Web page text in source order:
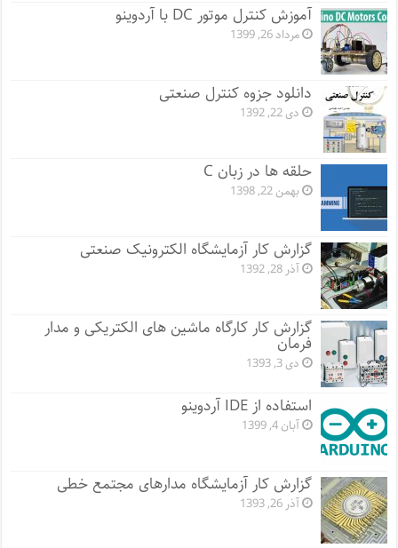
آموزش کنترل موتور DC با آردوینو
مرداد 26, 1399
دانلود جزوه کنترل صنعتی
دی 22, 1392
حلقه ها در زبان C
بهمن 22, 1398
گزارش کار آزمایشگاه الکترونیک صنعتی
آذر 28, 1392
گزارش کار کارگاه ماشین های الکتریکی و مدار
فرمان
دی 3, 1393
استفاده از IDE آردوینو
آبان 4, 1399
گزارش کار آزمایشگاه مدارهای مجتمع خطی
آذر 26, 1393